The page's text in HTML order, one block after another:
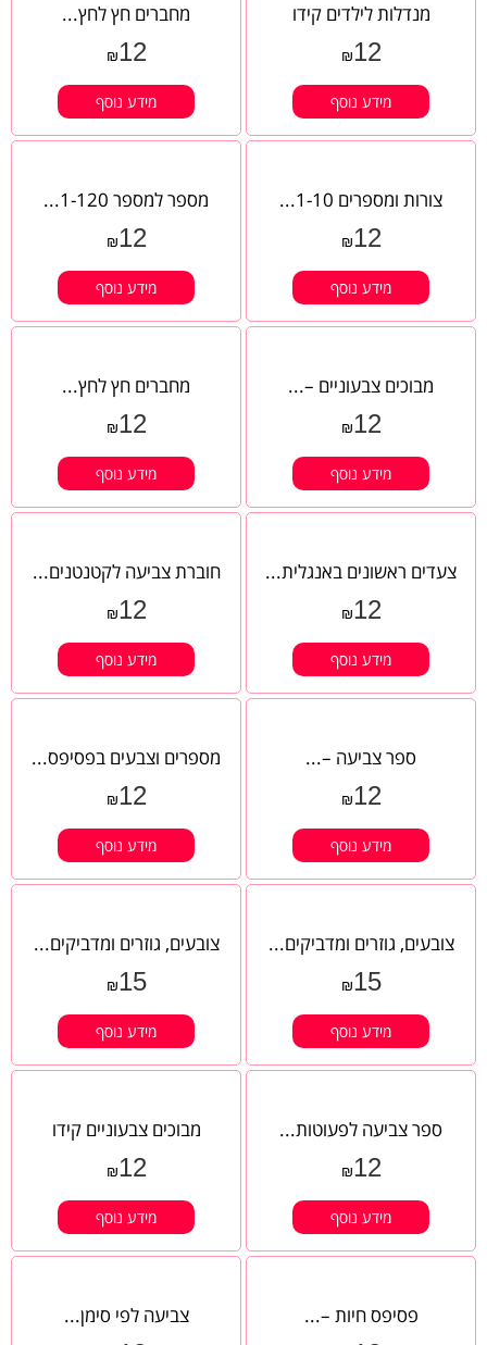
מנדלות לילדים קידו
₪12
מידע נוסף
מחברים חץ לחץ...
₪12
מידע נוסף
צורות ומספרים 1-10...
₪12
מידע נוסף
מספר למספר 1-120...
₪12
מידע נוסף
מבוכים צבעוניים –...
₪12
מידע נוסף
מחברים חץ לחץ...
₪12
מידע נוסף
צעדים ראשונים באנגלית...
₪12
מידע נוסף
חוברת צביעה לקטנטנים...
₪12
מידע נוסף
ספר צביעה –...
₪12
מידע נוסף
מספרים וצבעים בפסיפס...
₪12
מידע נוסף
צובעים, גוזרים ומדביקים...
₪15
מידע נוסף
צובעים, גוזרים ומדביקים...
₪15
מידע נוסף
ספר צביעה לפעוטות...
₪12
מידע נוסף
מבוכים צבעוניים קידו
₪12
מידע נוסף
פסיפס חיות –... צביעה לפי סימן...